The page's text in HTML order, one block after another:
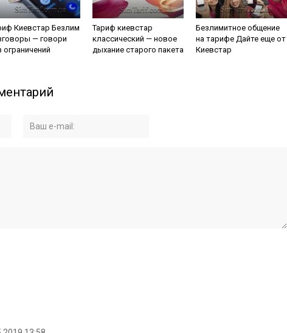
Киевстар Безлим
— говори
ограничений
Тариф киевстар
классический — новое
дыхание старого пакета
Безлимитное общение
на тарифе Дайте еще от
Киевстар